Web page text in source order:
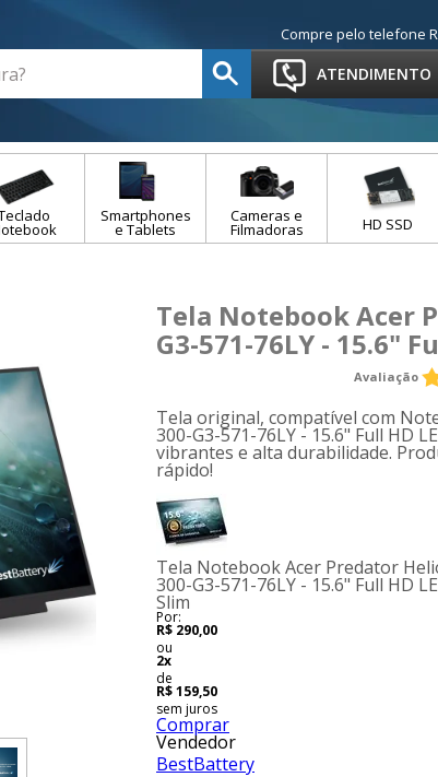
Compre pelo telefone
ATENDIMENTO
Smartphones
e Tablets
Cameras e
Filmadoras HD SSD
Tela Notebook Acer
G3-571-76LY - 15.6"
Avaliação
Tela original, compatível com
300-G3-571-76LY - 15.6" Full HD
vibrantes e alta durabilidade.
rápido!
Tela Notebook Acer Predator
300-G3-571-76LY - 15.6" Full HD
Slim
Por:
R$ 290,00
ou
2x
de
R$ 159,50
sem juros
Comprar
Vendedor
BestBattery